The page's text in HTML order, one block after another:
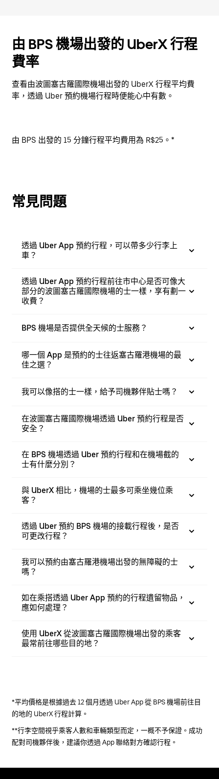
由 BPS 機場出發的 UberX 行程
費率
查看由波圖塞古羅國際機場出發的 UberX 行程平均費
率，透過 Uber 預約機場行程時便能心中有數。
由 BPS 出發的 15 分鐘行程平均費用為 R$25。*
常見問題
透過 Uber App 預約行程，可以帶多少行李上
車？
透過 Uber App 預約行程前往市中心是否可像大
部分的波圖塞古羅國際機場的士一樣，享有劃一
收費？
BPS 機場是否提供全天候的士服務？
哪一個 App 是預約的士往返塞古羅港機場的最
佳之選？
我可以像搭的士一樣，給予司機夥伴貼士嗎？
在波圖塞古羅國際機場透過 Uber 預約行程是否
安全？
在 BPS 機場透過 Uber 預約行程和在機場截的
士有什麼分別？
與 UberX 相比，機場的士最多可乘坐幾位乘
客？
透過 Uber 預約 BPS 機場的接載行程後，是否
可更改行程？
我可以預約由塞古羅港機場出發的無障礙的士
嗎？
如在乘搭透過 Uber App 預約的行程遺留物品，
應如何處理？
使用 UberX 從波圖塞古羅國際機場出發的乘客
最常前往哪些目的地？
*平均價格是根據過去 12 個月透過 Uber App 從 BPS 機場前往目
的地的 UberX 行程計算。
**行李空間視乎乘客人數和車輛類型而定，一概不予保證。成功
配對司機夥伴後，建議你透過 App 聯絡對方確認行程。